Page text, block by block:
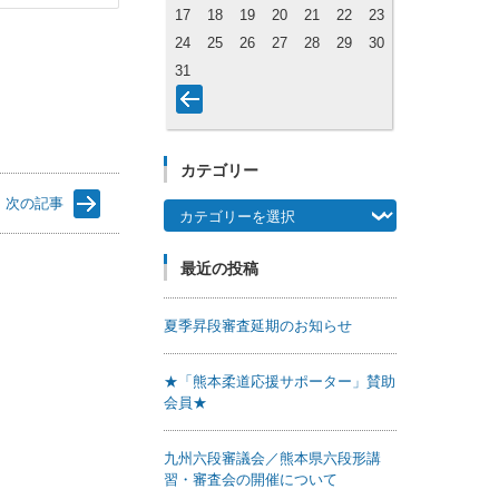
次の記事
17
18 19 20 21 22
23
24
25 26 27 28 29
30
31
カテゴリー
カテゴリー
最近の投稿
夏季昇段審査延期のお知らせ
★「熊本柔道応援サポーター」賛助
会員★
九州六段審議会／熊本県六段形講
習・審査会の開催について